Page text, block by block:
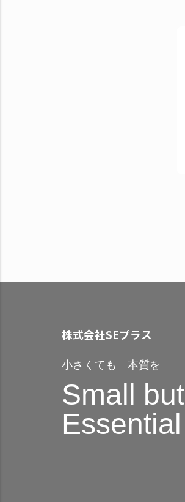
株式会社SEプラス
小さくても 本質を
Small but
Essential